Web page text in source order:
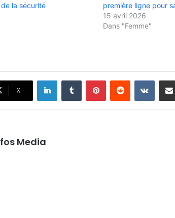
la sécurité
première ligne pour
15 avril 2026
Dans "Femme"
X
Media